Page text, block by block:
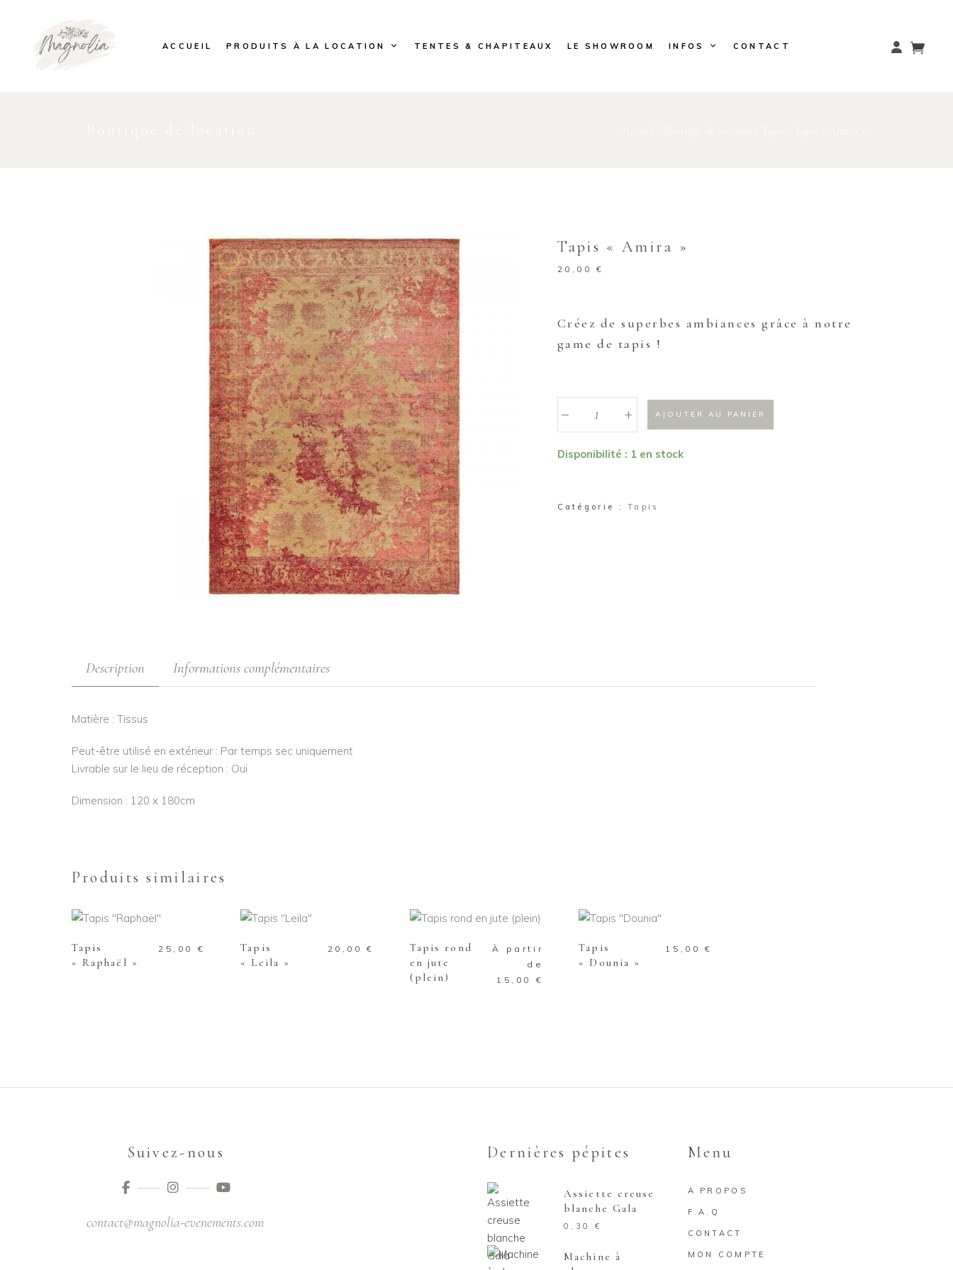
ACCUEIL PRODUITS À LA LOCATION TENTES & CHAPITEAUX LE SHOWROOM INFOS CONTACT
Tapis « Amira »
20,00€
Créez de superbes ambiances grâce à notre
game de tapis !
+ AJOUTER AU PANIER
Disponibilité : 1 en stock
Catégorie :Tapis
Description Informations complémentaires
Matière : Tissus
Peut-être utilisé en extérieur : Par temps sec uniquement
Livrable sur le lieu de réception : Oui
Dimension : 120 x 180cm
Produits similaires
AJOUTER AU PANIER
Tapis
« Raphaël »
25,00 €
AJOUTER AU PANIER
Tapis
« Leila »
20,00€
CHOIX DES OPTIONS
plusieurs
produit
Tapis rond
en jute
(plein)
À partir
de
15,00 €
AJOUTER AU PANIER
Tapis
« Dounia »
15,00€
Suivez-nous
contact@magnolia-evenements.com
Dernières pépites
Assiette creuse
blanche Gala
0,30 €
Machine à
Menu
A PROPOS
F.A.Q
CONTACT
MON COMPTE